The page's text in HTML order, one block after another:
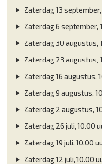
Zaterdag 13
Zaterdag 6 september,
Zaterdag 30 augustus,
Zaterdag 23 augustus,
Zaterdag 16 augustus,
Zaterdag 9 augustus,
Zaterdag 2 augustus,
Zaterdag 26 juli, 10.00
Zaterdag 19 juli, 10.00
Zaterdag 12 juli, 10.00